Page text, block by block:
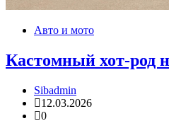
Авто и мото
Кастомный хот-род
Sibadmin
12.03.2026
0